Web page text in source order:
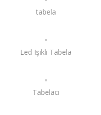
tabela
Led Işıklı Tabela
Tabelacı